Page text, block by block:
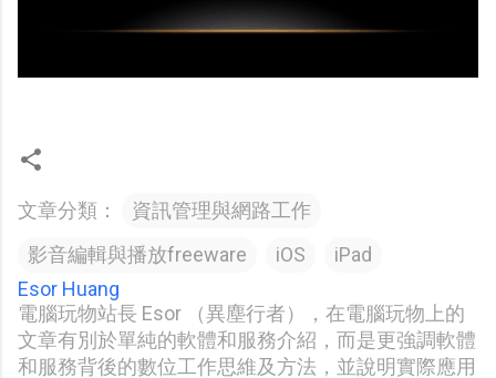
文章分類：
資訊管理與網路工作
影音編輯與播放freeware
iOS
iPad
Esor Huang
電腦玩物站長 Esor （異塵行者），在電腦玩物上的
文章有別於單純的軟體和服務介紹，而是更強調軟體
和服務背後的數位工作思維及方法，並說明實際應用